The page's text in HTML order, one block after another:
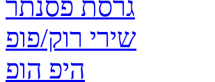
גרסת פסנתר
שירי רוק/פופ
היפ הופ